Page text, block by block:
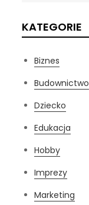
KATEGORIE
Biznes
Budownictwo
Dziecko
Edukacja
Hobby
Imprezy
Marketing